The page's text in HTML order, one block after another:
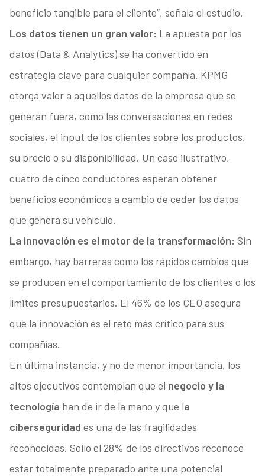
beneficio tangible para el cliente”, señala el estudio.
Los datos tienen un gran valor: La apuesta por los
datos (Data & Analytics) se ha convertido en
estrategia clave para cualquier compañía. KPMG
otorga valor a aquellos datos de la empresa que se
generan fuera, como las conversaciones en redes
sociales, el input de los clientes sobre los productos,
su precio o su disponibilidad. Un caso ilustrativo,
cuatro de cinco conductores esperan obtener
beneficios económicos a cambio de ceder los datos
que genera su vehículo.
La innovación es el motor de la transformación: Sin
embargo, hay barreras como los rápidos cambios que
se producen en el comportamiento de los clientes o los
límites presupuestarios. El 46% de los CEO asegura
que la innovación es el reto más crítico para sus
compañías.
En última instancia, y no de menor importancia, los
altos ejecutivos contemplan que el negocio y la
tecnología han de ir de la mano y que la
ciberseguridad es una de las fragilidades
reconocidas. Soilo el 28% de los directivos reconoce
estar totalmente preparado ante una potencial